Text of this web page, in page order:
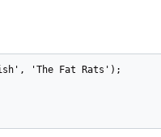
'The Fat Rats');